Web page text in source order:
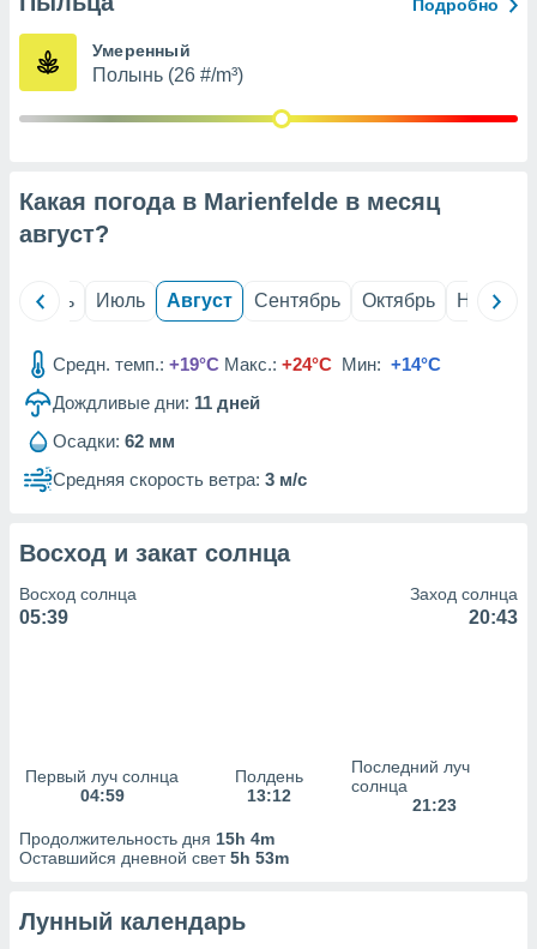
из
рекламы
сведения
Подробно
Умеренный
Полынь (26 #/m³)
Какая погода в Marienfelde в месяц
август?
Июнь Июль Август Сентябрь Октябрь Ноябрь
Средн. темп.: +19°C Макс.: +24°C Мин: +14°C
Дождливые дни: 11 дней
Осадки: 62 мм
Средняя скорость ветра: 3 м/с
Восход и закат солнца
Восход солнца
05:39
Заход солнца
20:43
Первый луч солнца
04:59
Полдень
13:12
Последний луч
солнца
21:23
Продолжительность дня 15h 4m
Оставшийся дневной свет5h 53m
Лунный календарь